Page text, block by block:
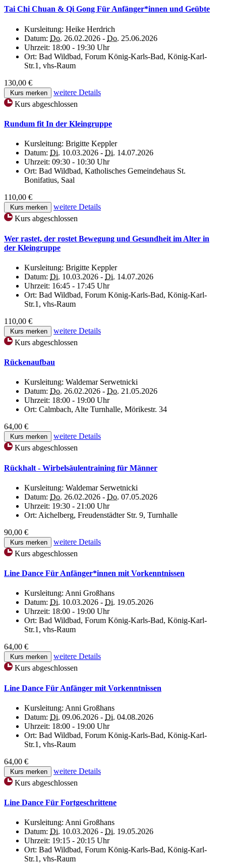
Tai Chi Chuan & Qi Gong Für Anfänger*innen und Geübte
Kursleitung: Heike Herdrich
Datum: Do. 26.02.2026 - Do. 25.06.2026
Uhrzeit: 18:00 - 19:30 Uhr
Ort: Bad Wildbad, Forum König-Karls-Bad, König-Karl-
Str.1, vhs-Raum
130,00 €
Kurs merken
weitere Details
Kurs abgeschlossen
Rundum fit In der Kleingruppe
Kursleitung: Brigitte Keppler
Datum: Di. 10.03.2026 - Di. 14.07.2026
Uhrzeit: 09:30 - 10:30 Uhr
Ort: Bad Wildbad, Katholisches Gemeindehaus St.
Bonifatius, Saal
110,00 €
Kurs merken
weitere Details
Kurs abgeschlossen
Wer rastet, der rostet Bewegung und Gesundheit im Alter in
der Kleingruppe
Kursleitung: Brigitte Keppler
Datum: Di. 10.03.2026 - Di. 14.07.2026
Uhrzeit: 16:45 - 17:45 Uhr
Ort: Bad Wildbad, Forum König-Karls-Bad, König-Karl-
Str.1, vhs-Raum
110,00 €
Kurs merken
weitere Details
Kurs abgeschlossen
Rückenaufbau
Kursleitung: Waldemar Serwetnicki
Datum: Do. 26.02.2026 - Do. 21.05.2026
Uhrzeit: 18:00 - 19:00 Uhr
Ort: Calmbach, Alte Turnhalle, Mörikestr. 34
64,00 €
Kurs merken
weitere Details
Kurs abgeschlossen
Rückhalt - Wirbelsäulentraining für Männer
Kursleitung: Waldemar Serwetnicki
Datum: Do. 26.02.2026 - Do. 07.05.2026
Uhrzeit: 19:30 - 21:00 Uhr
Ort: Aichelberg, Freudenstädter Str. 9, Turnhalle
90,00 €
Kurs merken
weitere Details
Kurs abgeschlossen
Line Dance Für Anfänger*innen mit Vorkenntnissen
Kursleitung: Anni Großhans
Datum: Di. 10.03.2026 - Di. 19.05.2026
Uhrzeit: 18:00 - 19:00 Uhr
Ort: Bad Wildbad, Forum König-Karls-Bad, König-Karl-
Str.1, vhs-Raum
64,00 €
Kurs merken
weitere Details
Kurs abgeschlossen
Line Dance Für Anfänger mit Vorkenntnissen
Kursleitung: Anni Großhans
Datum: Di. 09.06.2026 - Di. 04.08.2026
Uhrzeit: 18:00 - 19:00 Uhr
Ort: Bad Wildbad, Forum König-Karls-Bad, König-Karl-
Str.1, vhs-Raum
64,00 €
Kurs merken
weitere Details
Kurs abgeschlossen
Line Dance Für Fortgeschrittene
Kursleitung: Anni Großhans
Datum: Di. 10.03.2026 - Di. 19.05.2026
Uhrzeit: 19:15 - 20:15 Uhr
Ort: Bad Wildbad, Forum König-Karls-Bad, König-Karl-
Str.1, vhs-Raum